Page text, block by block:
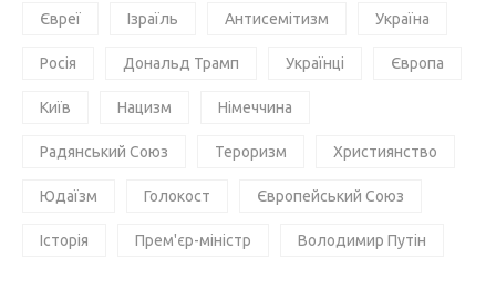
Євреї Ізраїль Антисемітизм Україна
Росія Дональд Трамп Українці Європа
Київ Нацизм Німеччина
Радянський Союз Тероризм Християнство
Юдаїзм Голокост Європейський Союз
Історія Прем'єр-міністр Володимир Путін